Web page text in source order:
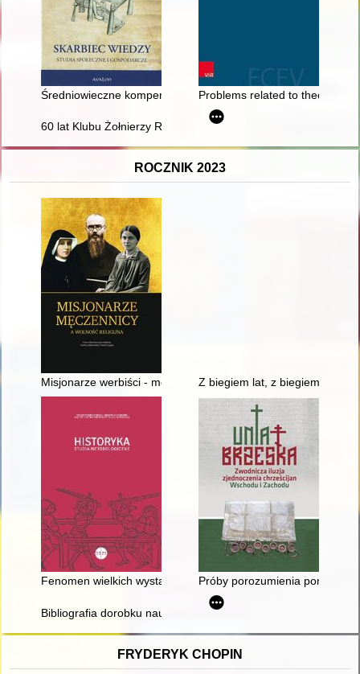
Średniowieczne kompendium wiedzy o barwnikach : (ze
Problems related to
60 lat Klubu Żołnierzy Rezerwy Ligi Obrony Kraju w Nakle nad
ROCZNIK 2023
Misjonarze werbiści - męczennicy II wojny światowej
Z biegiem lat, z biegiem dni... :
Fenomen wielkich wystaw : przekaz pokoleń i wyraz kultury
Próby porozumienia pomiędzy
Bibliografia dorobku naukowego prof. dr. hab. Stanisława
FRYDERYK CHOPIN